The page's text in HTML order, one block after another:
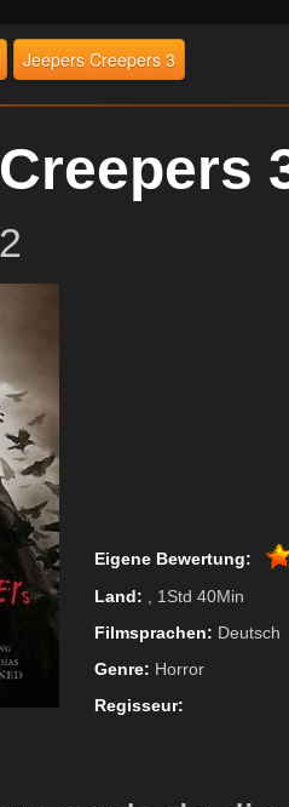
Jeepers Creepers 3
Eigene Bewertung:
Land: , 1Std 40Min
Filmsprachen: Deutsch
Genre: Horror
Regisseur: